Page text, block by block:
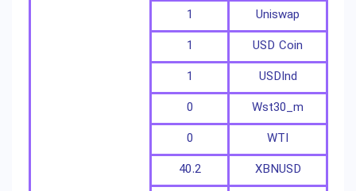
Uniswap
1
USD Coin
1
USDInd
1
Wst30_m
0
WTI
0
XBNUSD
40.2